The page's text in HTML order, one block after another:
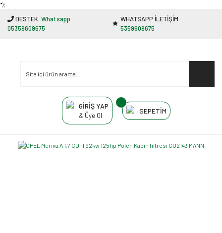
"');
DESTEK Whatsapp
05359609675
WHATSAPP İLETİŞİM
5359609675
GİRİŞ YAP
& Üye Ol
SEPETİM